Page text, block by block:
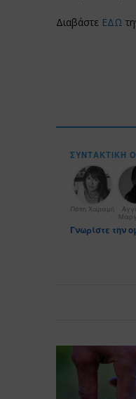
Διαβάστε ΕΔΩ
ΣΥΝΤΑΚΤΙΚΉ
Πόπη Χαραμή
Γνωρίστε την